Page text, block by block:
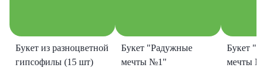
Букет из разноцветной
гипсофилы (15 шт)
Букет "Радужные
мечты №1"
Букет
мечты №